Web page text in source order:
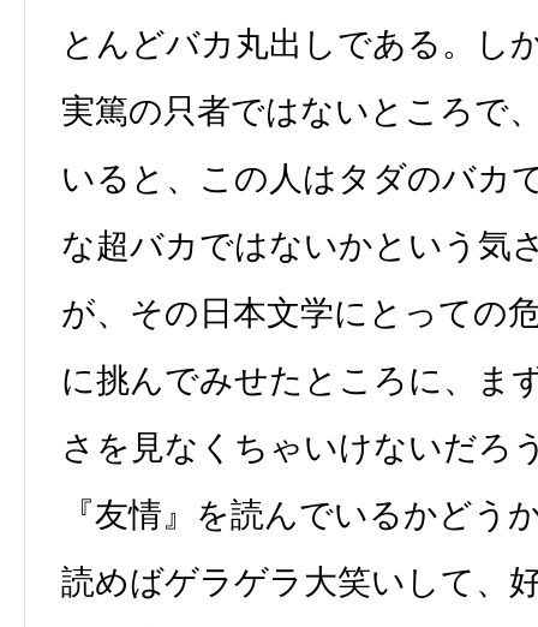
とんどバカ丸出しである。し
実篤の只者ではないところで
いると、この人はタダのバカ
な超バカではないかという気
が、その日本文学にとっての
に挑んでみせたところに、ま
さを見なくちゃいけないだろ
『友情』を読んでいるかどう
読めばゲラゲラ大笑いして、